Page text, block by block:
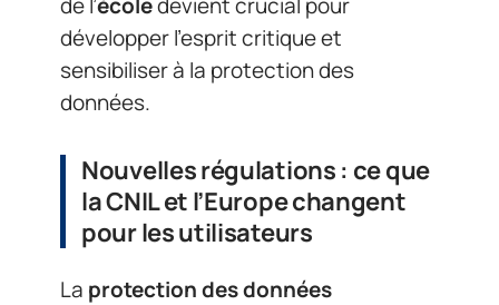
développer l’esprit critique et
sensibiliser à la protection des
données.
Nouvelles régulations : ce que
la CNIL et l’Europe changent
pour les utilisateurs
La protection des données